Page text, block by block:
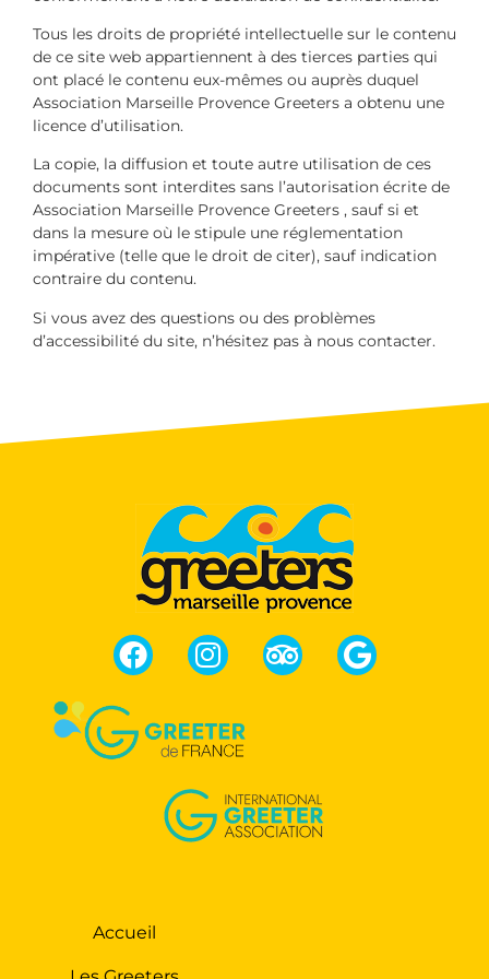
Tous les droits de propriété intellectuelle sur le contenu
de ce site web appartiennent à des tierces parties qui
ont placé le contenu eux-mêmes ou auprès duquel
Association Marseille Provence Greeters a obtenu une
licence d’utilisation.
La copie, la diffusion et toute autre utilisation de ces
documents sont interdites sans l’autorisation écrite de
Association Marseille Provence Greeters , sauf si et
dans la mesure où le stipule une réglementation
impérative (telle que le droit de citer), sauf indication
contraire du contenu.
Si vous avez des questions ou des problèmes
d’accessibilité du site, n’hésitez pas à nous contacter.
Accueil